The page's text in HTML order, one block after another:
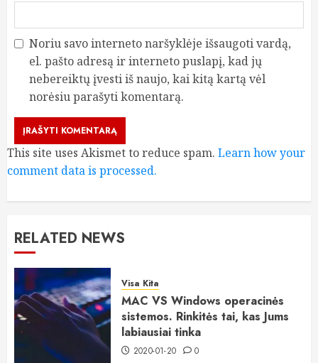
Noriu savo interneto naršyklėje išsaugoti vardą,
el. pašto adresą ir interneto puslapį, kad jų
nebereiktų įvesti iš naujo, kai kitą kartą vėl
norėsiu parašyti komentarą.
This site uses Akismet to reduce spam. Learn how your
comment data is processed.
RELATED NEWS
Visa Kita
MAC VS Windows operacinės
sistemos. Rinkitės tai, kas Jums
labiausiai tinka
2020-01-20 0